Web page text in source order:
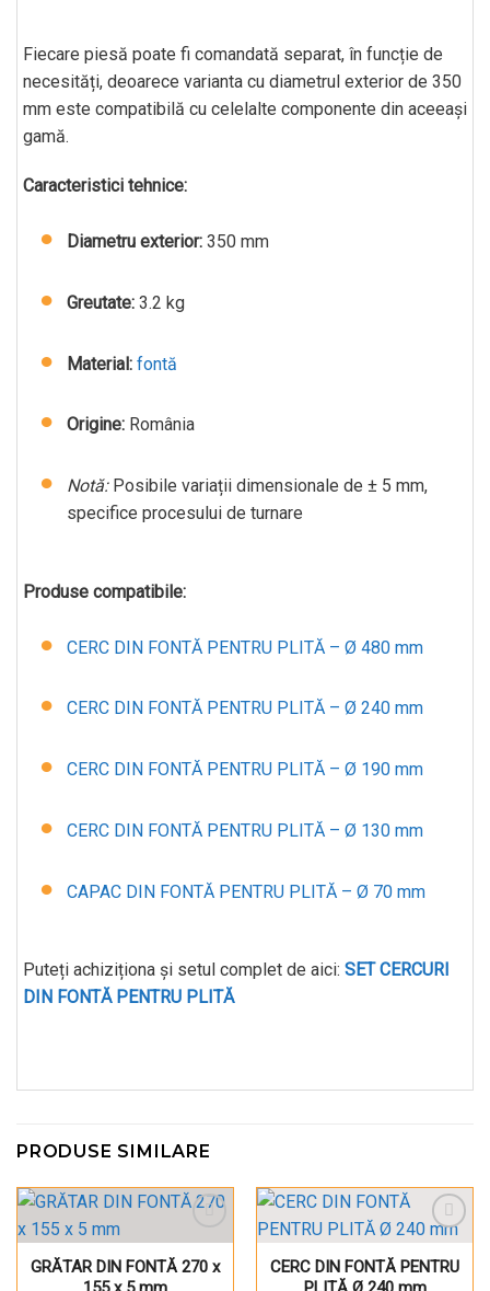
Fiecare piesă poate fi comandată separat, în funcție de
necesități, deoarece varianta cu diametrul exterior de 350
mm este compatibilă cu celelalte componente din aceeași
gamă.
Caracteristici tehnice:
Diametru exterior: 350 mm
Greutate: 3.2 kg
Material: fontă
Origine: România
Notă:Posibile variații dimensionale de ± 5 mm,
specifice procesului de turnare
Produse compatibile:
CERC DIN FONTĂ PENTRU PLITĂ – Ø 480 mm
CERC DIN FONTĂ PENTRU PLITĂ – Ø 240 mm
CERC DIN FONTĂ PENTRU PLITĂ – Ø 190 mm
CERC DIN FONTĂ PENTRU PLITĂ – Ø 130 mm
CAPAC DIN FONTĂ PENTRU PLITĂ – Ø 70 mm
Puteți achiziționa și setul complet de aici: SET CERCURI
DIN FONTĂ PENTRU PLITĂ
PRODUSE SIMILARE
GRĂTAR DIN FONTĂ 270 x
CERC DIN FONTĂ PENTRU